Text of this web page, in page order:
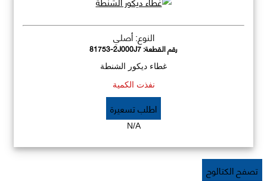
النوع: أصلي
رقم القطعة:81753-2J000J7
غطاء ديكور الشنطة
نفذت الكمية
اطلب تسعيرة
N/A
تصفح الكتالوج